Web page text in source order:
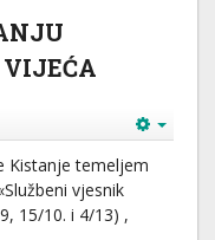
VIJEĆA
Kistanje temeljem
vjesnik
15/10. i 4/13) ,